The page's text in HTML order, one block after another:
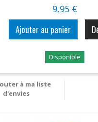
9,95 €
Ajouter au panier
Disponible
à ma liste
d'envies